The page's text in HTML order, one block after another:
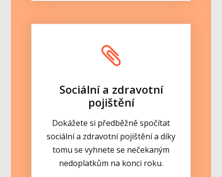
Sociální a zdravotní
pojištění
Dokážete si předběžně spočítat
sociální a zdravotní pojištění a díky
tomu se vyhnete se nečekaným
nedoplatkům na konci roku.